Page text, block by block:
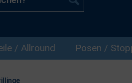
/ Allround Posen /